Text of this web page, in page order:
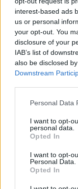
interest-based ads
us or personal
your opt-out. You
disclosure of your
IAB’s list of
also be disclosed
Downstream
Personal Data
I want to opt-
personal data.
Opted In
I want to opt-
Personal Data.
Opted In